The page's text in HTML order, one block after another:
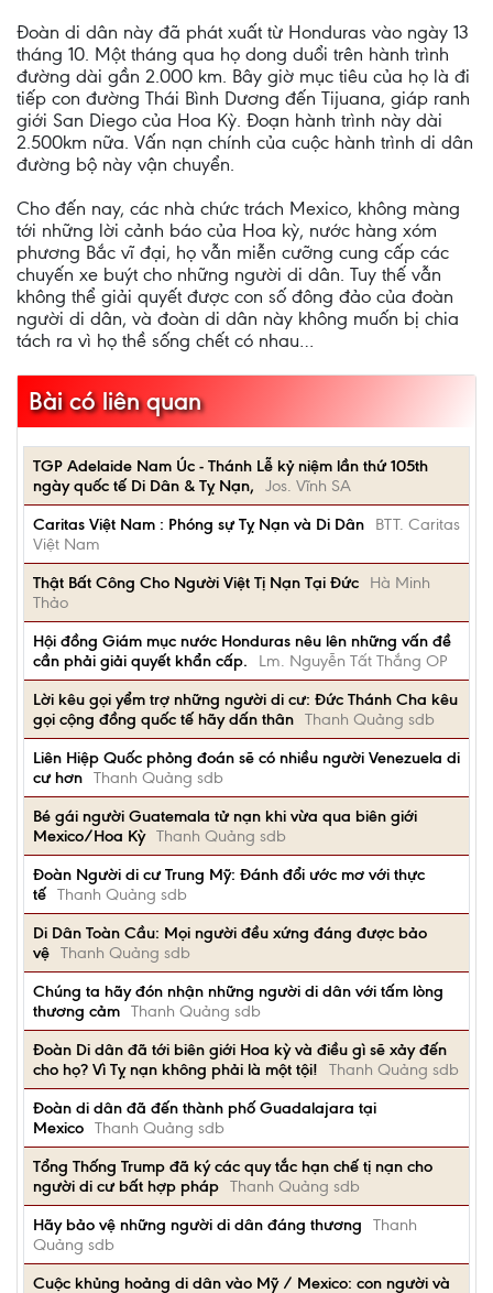
Đoàn di dân này đã phát xuất từ Honduras vào ngày 13
tháng 10. Một tháng qua họ dong duổi trên hành trình
đường dài gần 2.000 km. Bây giờ mục tiêu của họ là đi
tiếp con đường Thái Bình Dương đến Tijuana, giáp ranh
giới San Diego của Hoa Kỳ. Đoạn hành trình này dài
2.500km nữa. Vấn nạn chính của cuộc hành trình di dân
đường bộ này vận chuyển.
Cho đến nay, các nhà chức trách Mexico, không màng
tới những lời cảnh báo của Hoa kỳ, nước hàng xóm
phương Bắc vĩ đại, họ vẫn miễn cưỡng cung cấp các
chuyến xe buýt cho những người di dân. Tuy thế vẫn
không thể giải quyết được con số đông đảo của đoàn
người di dân, và đoàn di dân này không muốn bị chia
tách ra vì họ thề sống chết có nhau…
Bài có liên quan
TGP Adelaide Nam Úc - Thánh Lễ kỷ niệm lần thứ 105th
ngày quốc tế Di Dân & Tỵ Nạn,
Jos. Vĩnh SA
Caritas Việt Nam : Phóng sự Tỵ Nạn và Di Dân
BTT. Caritas
Việt Nam
Thật Bất Công Cho Người Việt Tị Nạn Tại Đức
Hà Minh
Thảo
Hội đồng Giám mục nước Honduras nêu lên những vấn đề
cần phải giải quyết khẩn cấp.
Lm. Nguyễn Tất Thắng OP
Lời kêu gọi yểm trợ những người di cư: Đức Thánh Cha kêu
gọi cộng đồng quốc tế hãy dấn thân Thanh Quảng sdb
Liên Hiệp Quốc phỏng đoán sẽ có nhiều người Venezuela di
cư hơn Thanh Quảng sdb
Bé gái người Guatemala tử nạn khi vừa qua biên giới
Mexico/Hoa Kỳ Thanh Quảng sdb
Đoàn Người di cư Trung Mỹ: Đánh đổi ước mơ với thực
tế Thanh Quảng sdb
Di Dân Toàn Cầu: Mọi người đều xứng đáng được bảo
vệ Thanh Quảng sdb
Chúng ta hãy đón nhận những người di dân với tấm lòng
thương cảm Thanh Quảng sdb
Đoàn Di dân đã tới biên giới Hoa kỳ và điều gì sẽ xảy đến
cho họ? Vì Tỵ nạn không phải là một tội!
Thanh Quảng sdb
Đoàn di dân đã đến thành phố Guadalajara tại
Mexico Thanh Quảng sdb
Tổng Thống Trump đã ký các quy tắc hạn chế tị nạn cho
người di cư bất hợp pháp Thanh Quảng sdb
Hãy bảo vệ những người di dân đáng thương
Thanh
Quảng sdb
Cuộc khủng hoảng di dân vào Mỹ / Mexico: con người và